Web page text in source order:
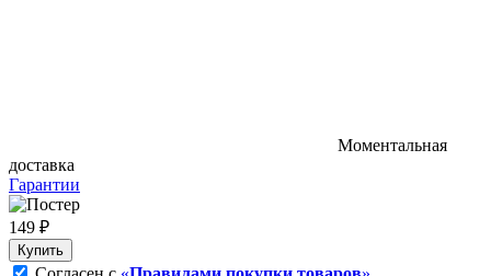
Моментальная
доставка
Гарантии
149 ₽
Купить